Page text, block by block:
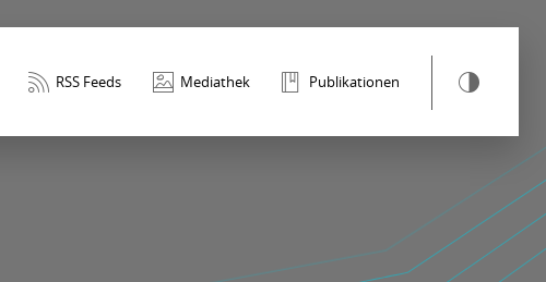
RSS Feeds Mediathek Publikationen